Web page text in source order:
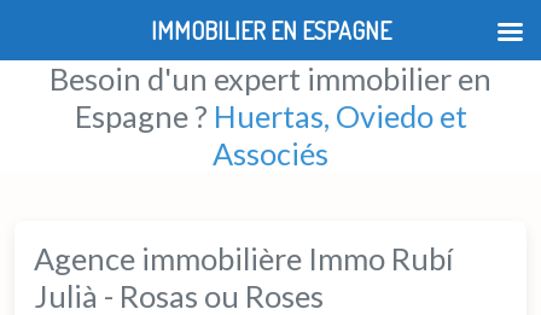
Besoin d'un expert immobilier en
Espagne ? Huertas, Oviedo et
Associés
Agence immobilière Immo Rubí
Julià - Rosas ou Roses
IMMOBILIER EN ESPAGNE